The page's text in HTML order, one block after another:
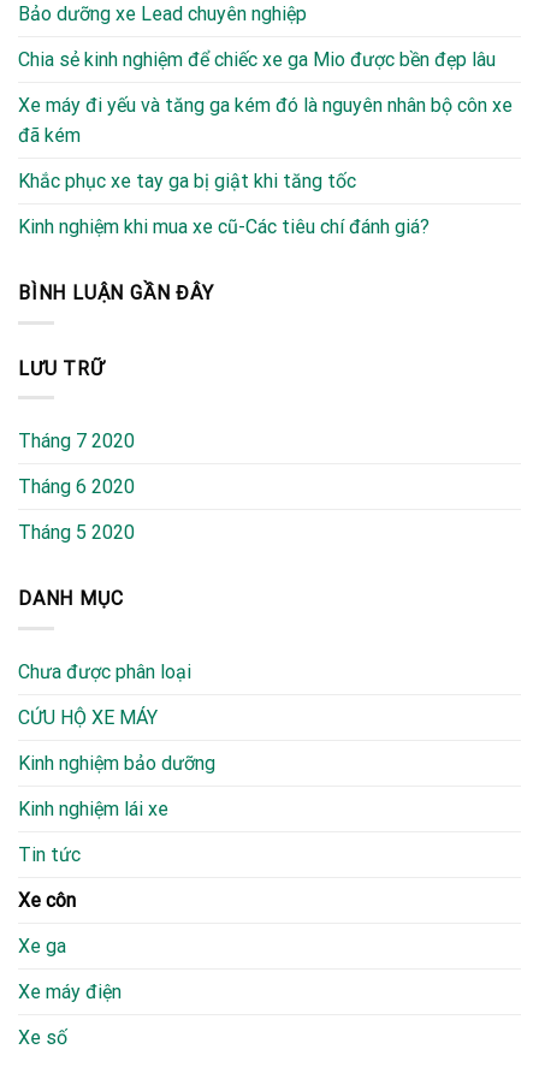
Bảo dưỡng xe Lead chuyên nghiệp
Chia sẻ kinh nghiệm để chiếc xe ga Mio được bền đẹp lâu
Xe máy đi yếu và tăng ga kém đó là nguyên nhân bộ côn xe
đã kém
Khắc phục xe tay ga bị giật khi tăng tốc
Kinh nghiệm khi mua xe cũ-Các tiêu chí đánh giá?
BÌNH LUẬN GẦN ĐÂY
LƯU TRỮ
Tháng 7 2020
Tháng 6 2020
Tháng 5 2020
DANH MỤC
Chưa được phân loại
CỨU HỘ XE MÁY
Kinh nghiệm bảo dưỡng
Kinh nghiệm lái xe
Tin tức
Xe côn
Xe ga
Xe máy điện
Xe số